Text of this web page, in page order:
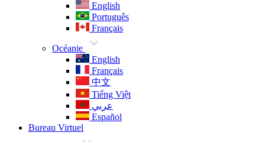
English
Português
Français
Océanie
English
Français
中文
Tiếng Việt
عربي
Español
Bureau Virtuel